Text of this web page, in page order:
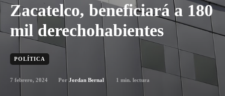
Zacatelco, beneficiará a 180
mil derechohabientes
POLÍTICA
7 febrero, 2024 Por Jordan Bernal 1 min. lectura